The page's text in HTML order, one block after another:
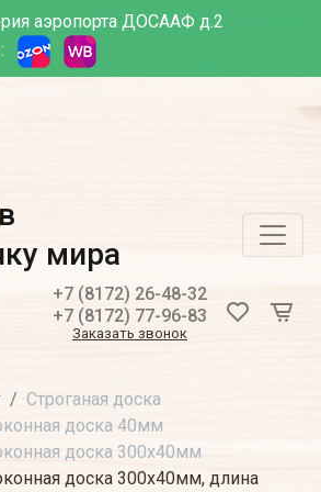
аэропорта ДОСААФ д.2
мира
+7 (8172) 26-48-32
+7 (8172) 77-96-83
Заказать звонок
Строганая доска
доска 40мм
доска 300х40мм
доска 300х40мм, длина